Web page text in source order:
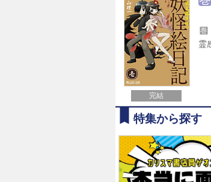
完結
巻
特集から探す